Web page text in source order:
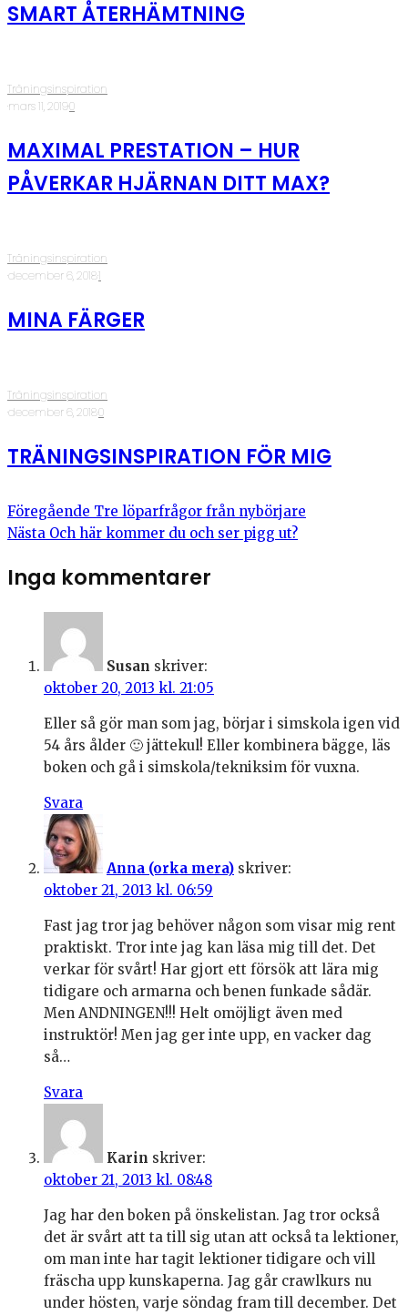
SMART ÅTERHÄMTNING
Träningsinspiration
·mars 11, 2019·0
MAXIMAL PRESTATION – HUR
PÅVERKAR HJÄRNAN DITT MAX?
Träningsinspiration
·december 6, 2018·1
MINA FÄRGER
Träningsinspiration
·december 6, 2018·0
TRÄNINGSINSPIRATION FÖR MIG
Föregående Tre löparfrågor från nybörjare
Nästa Och här kommer du och ser pigg ut?
Inga kommentarer
Susan skriver:
oktober 20, 2013 kl. 21:05
Eller så gör man som jag, börjar i simskola igen vid
54 års ålder 🙂 jättekul! Eller kombinera bägge, läs
boken och gå i simskola/tekniksim för vuxna.
Svara
Anna (orka mera) skriver:
oktober 21, 2013 kl. 06:59
Fast jag tror jag behöver någon som visar mig rent
praktiskt. Tror inte jag kan läsa mig till det. Det
verkar för svårt! Har gjort ett försök att lära mig
tidigare och armarna och benen funkade sådär.
Men ANDNINGEN!!! Helt omöjligt även med
instruktör! Men jag ger inte upp, en vacker dag
så…
Svara
Karin skriver:
oktober 21, 2013 kl. 08:48
Jag har den boken på önskelistan. Jag tror också
det är svårt att ta till sig utan att också ta lektioner,
om man inte har tagit lektioner tidigare och vill
fräscha upp kunskaperna. Jag går crawlkurs nu
under hösten, varje söndag fram till december. Det